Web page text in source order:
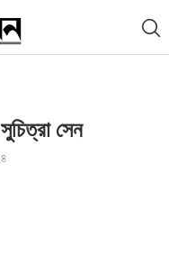
সেন